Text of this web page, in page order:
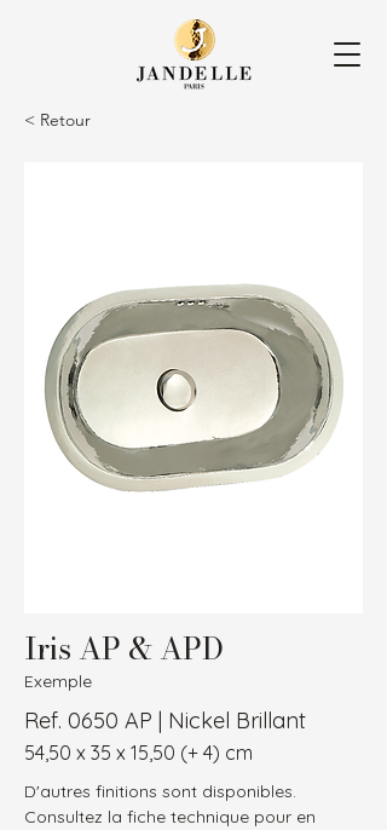
< Retour
Iris AP & APD
Exemple
Ref. 0650 AP | Nickel Brillant
54,50 x 35 x 15,50 (+ 4) cm
D'autres finitions sont disponibles.
Consultez la fiche technique pour en